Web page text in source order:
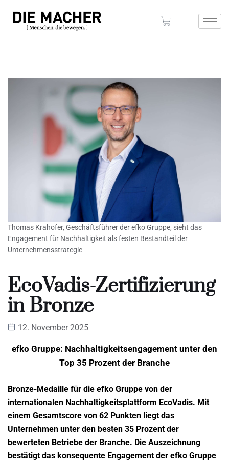
Thomas Krahofer, Geschäftsführer der efko Gruppe, sieht das
Engagement für Nachhaltigkeit als festen Bestandteil der
Unternehmensstrategie
EcoVadis-Zertifizierung
in Bronze
12. November 2025
efko Gruppe: Nachhaltigkeitsengagement unter den
Top 35 Prozent der Branche
Bronze-Medaille für die efko Gruppe von der
internationalen Nachhaltigkeitsplattform EcoVadis. Mit
einem Gesamtscore von 62 Punkten liegt das
Unternehmen unter den besten 35 Prozent der
bewerteten Betriebe der Branche. Die Auszeichnung
bestätigt das konsequente Engagement der efko Gruppe